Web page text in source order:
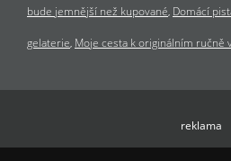
bude jemnější než kupované Domácí
gelaterie Moje cesta k originálním ručně
reklama